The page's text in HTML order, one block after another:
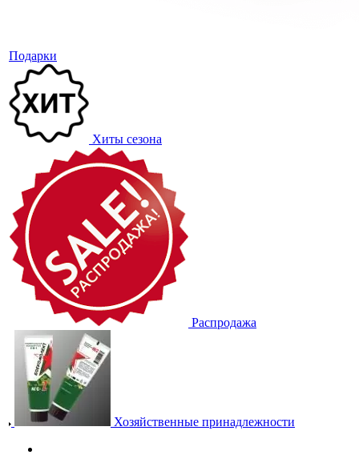
Подарки
Хиты сезона
Распродажа
Хозяйственные принадлежности